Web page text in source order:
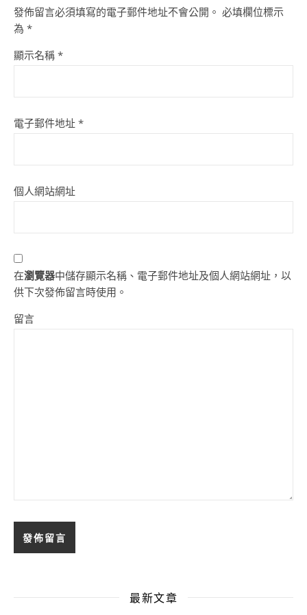
發佈留言必須填寫的電子郵件地址不會公開。 必填欄位標示
為 *
顯示名稱 *
電子郵件地址 *
個人網站網址
在瀏覽器中儲存顯示名稱、電子郵件地址及個人網站網址，以
供下次發佈留言時使用。
留言
最新文章